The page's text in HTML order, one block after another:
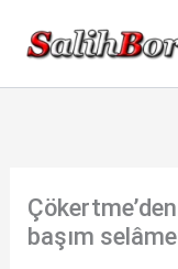
başım